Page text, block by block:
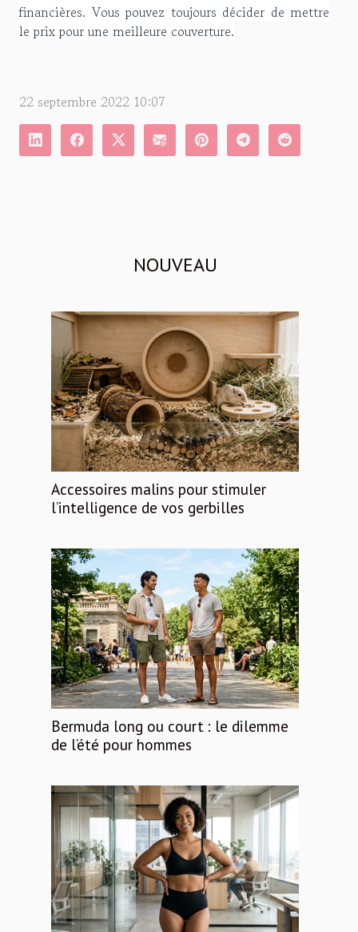
financières. Vous pouvez toujours décider de mettre
le prix pour une meilleure couverture.
22 septembre 2022 10:07
NOUVEAU
Accessoires malins pour stimuler
l’intelligence de vos gerbilles
Bermuda long ou court : le dilemme
de l’été pour hommes